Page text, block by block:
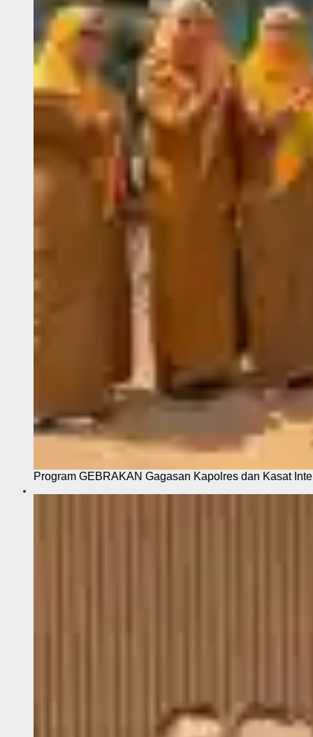
Program GEBRAKAN Gagasan Kapolres dan Kasat